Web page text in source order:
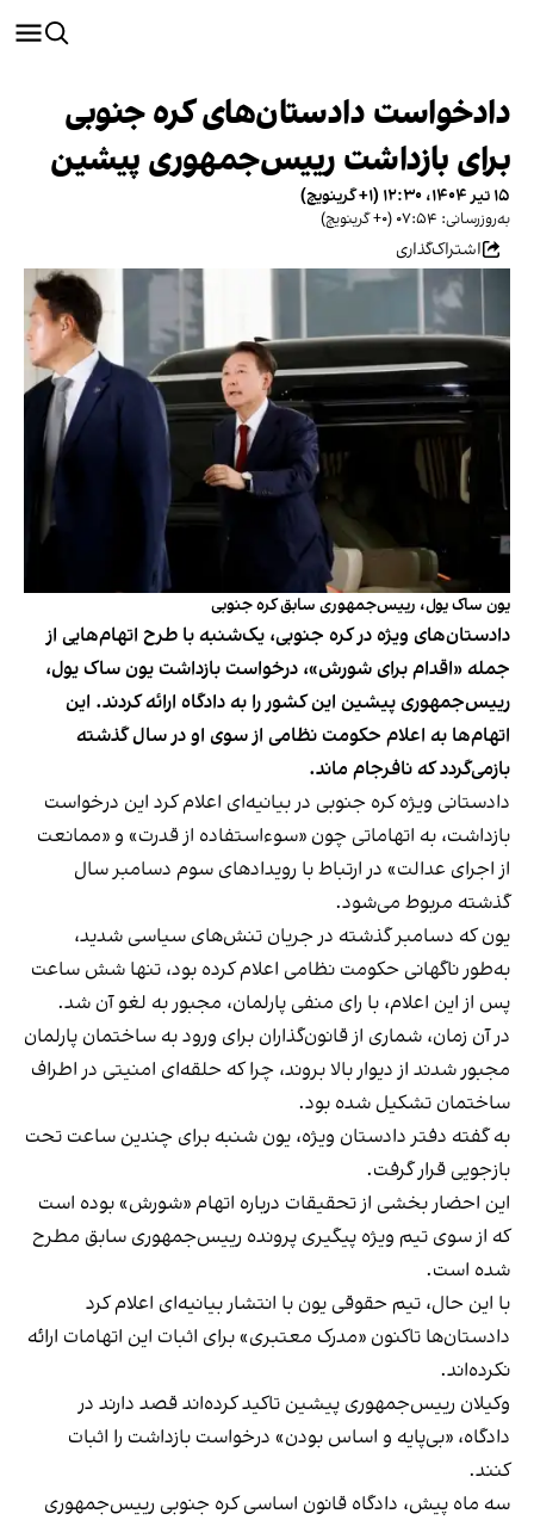
دادخواست دادستان‌های کره جنوبی
برای بازداشت رییس‌جمهوری پیشین
۱۵ تیر ۱۴۰۴، ۱۲:۳۰ (‎+۱ گرینویچ)
به‌روزرسانی: ۰۷:۵۴ (‎+۰ گرینویچ)
اشتراک‌گذاری
یون ساک یول، رییس‌جمهوری سابق کره جنوبی
دادستان‌های ویژه در کره جنوبی، یک‌شنبه با طرح اتهام‌هایی از
جمله «اقدام برای شورش»، درخواست بازداشت یون ساک یول،
رییس‌جمهوری پیشین این کشور را به دادگاه ارائه کردند. این
اتهام‌ها به اعلام حکومت نظامی از سوی او در سال گذشته
بازمی‌گردد که نافرجام ماند.
دادستانی ویژه کره جنوبی در بیانیه‌ای اعلام کرد این درخواست
بازداشت، به اتهاماتی چون «سوءاستفاده از قدرت» و «ممانعت
از اجرای عدالت» در ارتباط با رویدادهای سوم دسامبر سال
گذشته مربوط می‌شود.
یون که دسامبر گذشته در جریان تنش‌های سیاسی شدید،
به‌طور ناگهانی حکومت نظامی اعلام کرده بود، تنها شش ساعت
پس از این اعلام، با رای منفی پارلمان، مجبور به لغو آن شد.
در آن زمان، شماری از قانون‌گذاران برای ورود به ساختمان پارلمان
مجبور شدند از دیوار بالا بروند، چرا که حلقه‌ای امنیتی در اطراف
ساختمان تشکیل شده بود.
به گفته دفتر دادستان ویژه، یون شنبه برای چندین ساعت تحت
بازجویی قرار گرفت.
این احضار بخشی از تحقیقات درباره اتهام «شورش» بوده است
که از سوی تیم ویژه‌ پیگیری پرونده رییس‌جمهوری سابق مطرح
شده است.
با این حال، تیم حقوقی یون با انتشار بیانیه‌ای اعلام کرد
دادستان‌ها تاکنون «مدرک معتبری» برای اثبات این اتهامات ارائه
نکرده‌اند.
وکیلان رییس‌جمهوری پیشین تاکید کرده‌اند قصد دارند در
دادگاه، «بی‌پایه و اساس بودن» درخواست بازداشت را اثبات
کنند.
سه ماه پیش، دادگاه قانون اساسی کره جنوبی رییس‌جمهوری